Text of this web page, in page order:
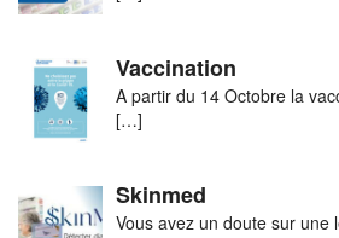
Vaccination
A partir du 14 Octobre la
[…]
Skinmed
Vous avez un doute sur une